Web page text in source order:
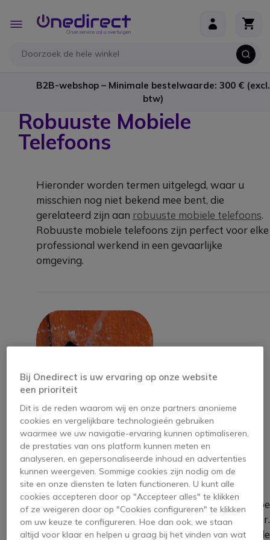
Toggle
Nav
B2B-webshop – Minimale bestelwaarde: 300 € (excl.
btw)
Robuuste Mobiele
Telefoons
Hieronder worden termen uitgelegd, waar u
misschien nog niet bekend mee bent, die
gerelateerd zijn aan robuuste mobiele telefoons.
Robuuste mobiele telefoons zijn perfect voor elke
professional werkend in een gevaarlijke
omgeving.
IP Rating
Ingress Protection (IP) ratingsmeten hoe
bestendig een apparaat is tegen stof en water.
Het bestaat uit twee nummers, waarvan de
Bij Onedirect is uw ervaring op onze website
een prioriteit
Dit is de reden waarom wij en onze partners anonieme
cookies en vergelijkbare technologieën gebruiken
waarmee we uw navigatie-ervaring kunnen optimaliseren,
de prestaties van ons platform kunnen meten en
analyseren, en gepersonaliseerde inhoud en advertenties
kunnen weergeven. Sommige cookies zijn nodig om de
site en onze diensten te laten functioneren. U kunt alle
cookies accepteren door op "Accepteer alles" te klikken
of ze weigeren door op "Cookies configureren" te klikken
om uw keuze te configureren. Hoe dan ook, we staan
altijd voor klaar en helpen u graag bij het vinden van wat